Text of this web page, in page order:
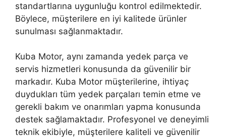
standartlarına uygunluğu kontrol edilmektedir.
Böylece, müşterilere en iyi kalitede ürünler
sunulması sağlanmaktadır.
Kuba Motor, aynı zamanda yedek parça ve
servis hizmetleri konusunda da güvenilir bir
markadır. Kuba Motor müşterilerine, ihtiyaç
duydukları tüm yedek parçaları temin etme ve
gerekli bakım ve onarımları yapma konusunda
destek sağlamaktadır. Profesyonel ve deneyimli
teknik ekibiyle, müşterilere kaliteli ve güvenilir